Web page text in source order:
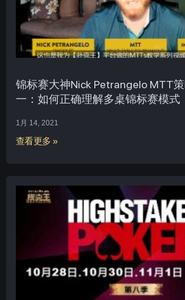
锦标赛大神Nick Petrangelo MTT
一：如何正确理解多桌锦标赛模式
1月 14, 2021
查看更多 »